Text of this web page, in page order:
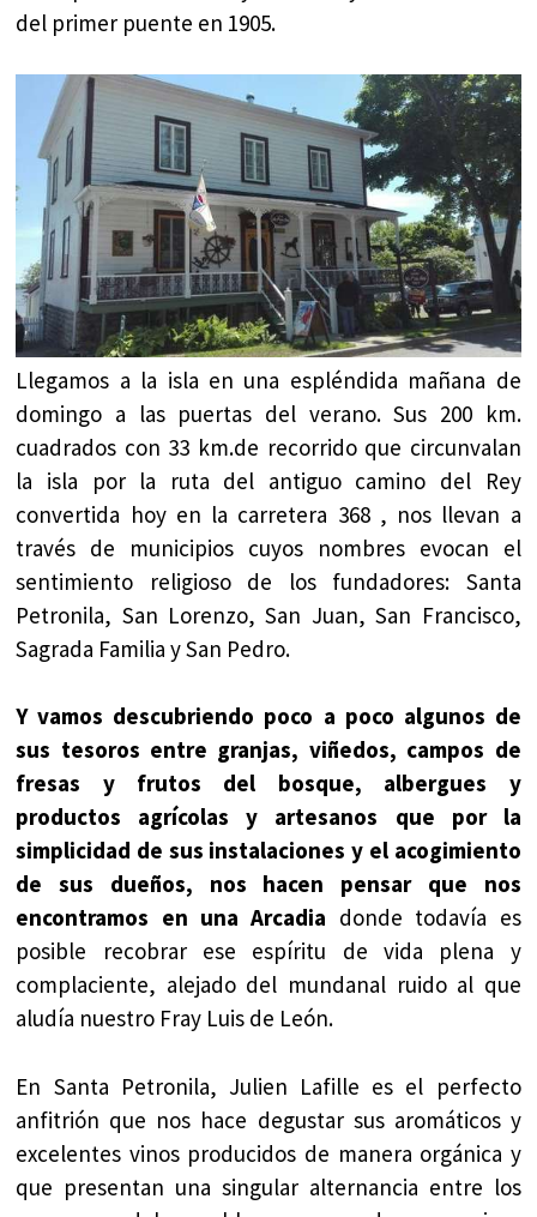
del primer puente en 1905.
Llegamos a la isla en una espléndida mañana de
domingo a las puertas del verano. Sus 200 km.
cuadrados con 33 km.de recorrido que circunvalan
la isla por la ruta del antiguo camino del Rey
convertida hoy en la carretera 368 , nos llevan a
través de municipios cuyos nombres evocan el
sentimiento religioso de los fundadores: Santa
Petronila, San Lorenzo, San Juan, San Francisco,
Sagrada Familia y San Pedro.
Y vamos descubriendo poco a poco algunos de
sus tesoros entre granjas, viñedos, campos de
fresas y frutos del bosque, albergues y
productos agrícolas y artesanos que por la
simplicidad de sus instalaciones y el acogimiento
de sus dueños, nos hacen pensar que nos
encontramos en una Arcadia donde todavía es
posible recobrar ese espíritu de vida plena y
complaciente, alejado del mundanal ruido al que
aludía nuestro Fray Luis de León.
En Santa Petronila, Julien Lafille es el perfecto
anfitrión que nos hace degustar sus aromáticos y
excelentes vinos producidos de manera orgánica y
que presentan una singular alternancia entre los